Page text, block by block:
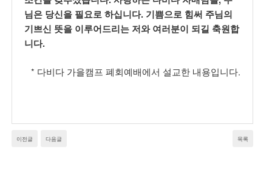
님은 당신을 필요로 하십니다. 기쁨으로 힘써 주님의
기쁘신 뜻을 이루어드리는 저와 여러분이 되길 축원합
니다.
* 다비다 가을캠프 폐회예배에서 설교한 내용입니다.
이전글 다음글 목록